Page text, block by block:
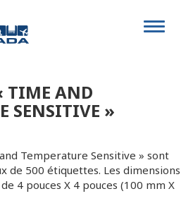
Toggle
TIME AND
SENSITIVE »
Temperature Sensitive » sont
de 500 étiquettes. Les dimensions
4 pouces X 4 pouces (100 mm X